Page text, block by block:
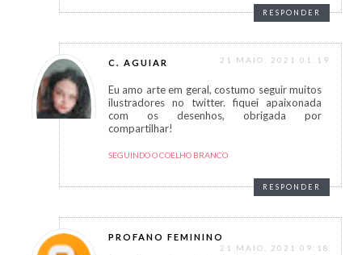
RESPONDER
C. AGUIAR 21 MAIO, 2021 01:19
Eu amo arte em geral, costumo seguir muitos
ilustradores no twitter. fiquei apaixonada
com os desenhos, obrigada por
compartilhar!
SEGUINDO O COELHO BRANCO
RESPONDER
PROFANO FEMININO
21 MAIO, 2021 09:18